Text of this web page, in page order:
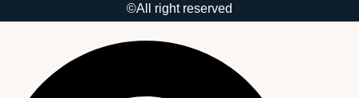
All right reserved©